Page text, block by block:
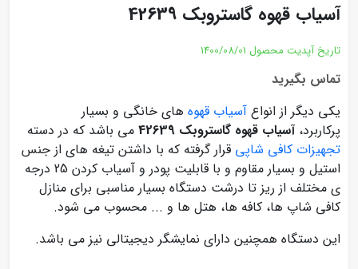
آسیاب قهوه گاستروبک 42639
تاریخ آپدیت محصول 1400/08/01
تماس بگیرید
یکی دیگر از انواع آسیاب قهوه های خانگی و بسیار
پرکاربرد،آسیاب قهوه گاستروبک 42639
می باشد که در دسته
تجهیزات کافی شاپی قرار گرفته که با داشتن تیغه های از جنس
استیل و بسیار مقاوم و با قابلیت پودر و آسیاب کردن 25 درجه
ی مختلف از ریز تا درشت دستگاه بسیار مناسبی برای منازل
کافی شاپ ها، کافه ها، هتل ها و ... محسوب می شود.
این دستگاه همچنین دارای نمایشگر دیجیتالی نیز می باشد.